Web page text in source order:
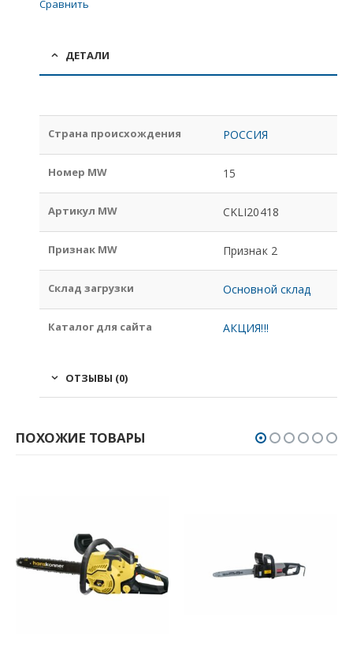
Сравнить
ДЕТАЛИ
Страна происхождения РОССИЯ
Номер MW 15
Артикул MW CKLI20418
Признак MW Признак 2
Склад загрузки Основной склад
Каталог для сайта АКЦИЯ!!!
ОТЗЫВЫ (0)
ПОХОЖИЕ ТОВАРЫ